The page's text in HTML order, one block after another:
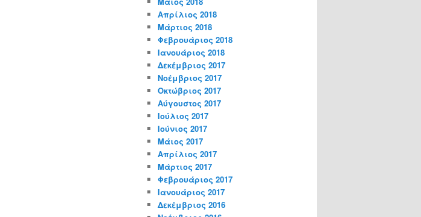
Απρίλιος 2018
Μάρτιος 2018
Φεβρουάριος 2018
Ιανουάριος 2018
Δεκέμβριος 2017
Νοέμβριος 2017
Οκτώβριος 2017
Αύγουστος 2017
Ιούλιος 2017
Ιούνιος 2017
Μάιος 2017
Απρίλιος 2017
Μάρτιος 2017
Φεβρουάριος 2017
Ιανουάριος 2017
Δεκέμβριος 2016